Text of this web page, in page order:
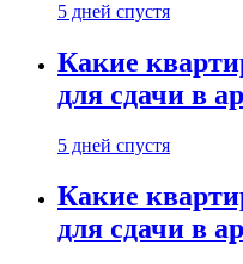
5 дней спустя
Какие
для сдачи в
5 дней спустя
Какие
для сдачи в